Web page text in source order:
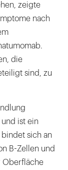
zeigte
nach
die
sind, zu
ist ein
sich an
B-Zellen und
Oberfläche